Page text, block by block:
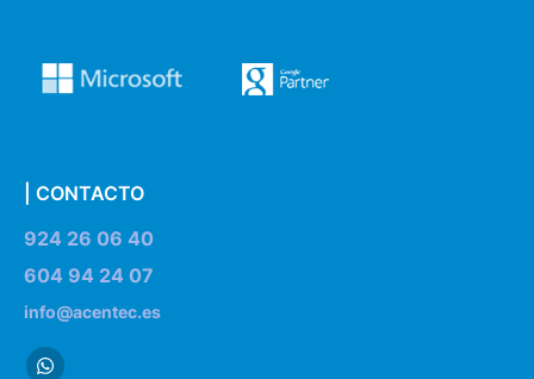
| CONTACTO
924 26 06 40
604 94 24 07
info@acentec.es